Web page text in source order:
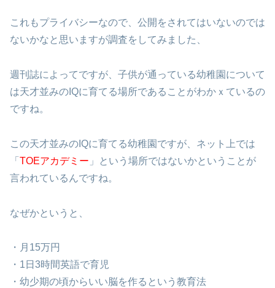
これもプライバシーなので、公開をされてはいないのでは
ないかなと思いますが調査をしてみました、
週刊誌によってですが、子供が通っている幼稚園について
は天才並みのIQに育てる場所であることがわかｘているの
ですね。
この天才並みのIQに育てる幼稚園ですが、ネット上では
「 TOEアカデミー 」という場所ではないかということが
言われているんですね。
なぜかというと、
・月15万円
・1日3時間英語で育児
・幼少期の頃からいい脳を作るという教育法